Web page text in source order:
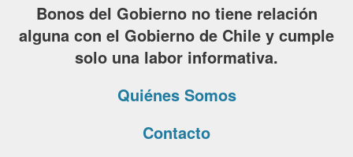
Bonos del Gobierno no tiene relación
alguna con el Gobierno de Chile y cumple
solo una labor informativa.
Quiénes Somos
Contacto